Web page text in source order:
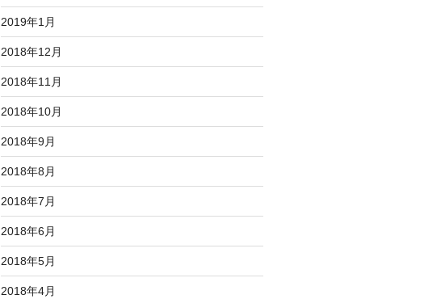
2019年1月
2018年12月
2018年11月
2018年10月
2018年9月
2018年8月
2018年7月
2018年6月
2018年5月
2018年4月